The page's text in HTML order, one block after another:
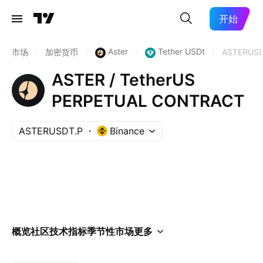
开始
市场 加密货币 Aster Tether USDt
ASTER / TetherUS
PERPETUAL CONTRACT
ASTERUSDT.P Binance
概览社区技术指标季节性市场更多